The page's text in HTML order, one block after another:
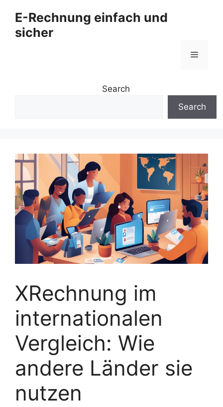
Inhalt
springen
E-Rechnung einfach und
sicher
Menü
Search
Search
XRechnung im
internationalen
Vergleich: Wie
andere Länder sie
nutzen